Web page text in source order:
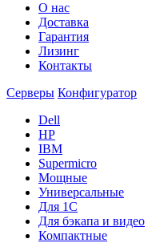
О нас
Доставка
Гарантия
Лизинг
Контакты
Серверы Конфигуратор
Dell
HP
IBM
Supermicro
Мощные
Универсальные
Для 1С
Для бэкапа и видео
Компактные